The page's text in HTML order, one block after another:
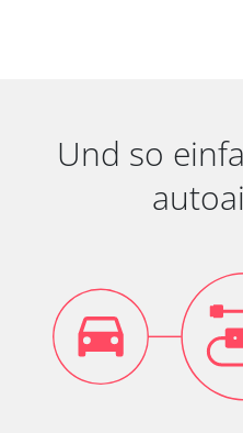
Und so